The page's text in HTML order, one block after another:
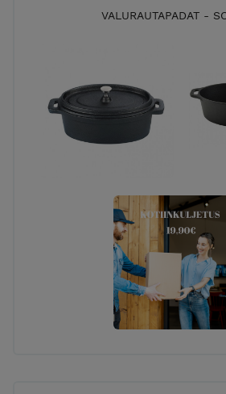
VALURAUTAPADAT -